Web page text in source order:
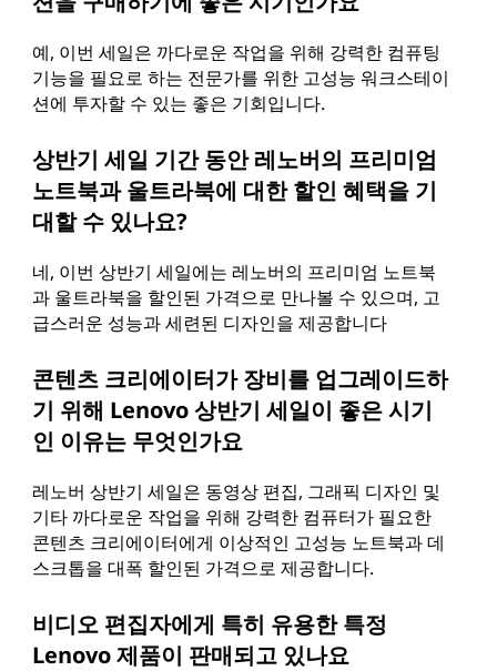
예, 이번 세일은 까다로운 작업을 위해 강력한 컴퓨팅
기능을 필요로 하는 전문가를 위한 고성능 워크스테이
션에 투자할 수 있는 좋은 기회입니다.
상반기 세일 기간 동안 레노버의 프리미엄
노트북과 울트라북에 대한 할인 혜택을 기
대할 수 있나요?
네, 이번 상반기 세일에는 레노버의 프리미엄 노트북
과 울트라북을 할인된 가격으로 만나볼 수 있으며, 고
급스러운 성능과 세련된 디자인을 제공합니다
콘텐츠 크리에이터가 장비를 업그레이드하
기 위해 Lenovo 상반기 세일이 좋은 시기
인 이유는 무엇인가요
레노버 상반기 세일은 동영상 편집, 그래픽 디자인 및
기타 까다로운 작업을 위해 강력한 컴퓨터가 필요한
콘텐츠 크리에이터에게 이상적인 고성능 노트북과 데
스크톱을 대폭 할인된 가격으로 제공합니다.
비디오 편집자에게 특히 유용한 특정
Lenovo 제품이 판매되고 있나요